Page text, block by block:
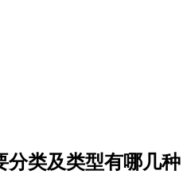
分类及类型有哪几种